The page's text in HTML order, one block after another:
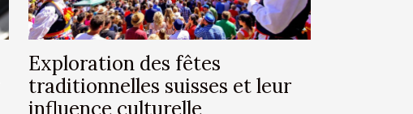
Exploration des fêtes
traditionnelles suisses et leur
influence culturelle